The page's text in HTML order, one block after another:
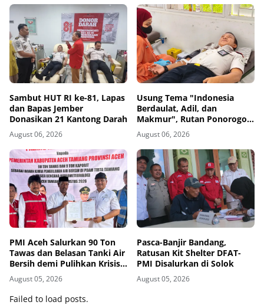
Sambut HUT RI ke-81, Lapas
dan Bapas Jember
Donasikan 21 Kantong Darah
August 06, 2026
Usung Tema "Indonesia
Berdaulat, Adil, dan
Makmur", Rutan Ponorogo
Gelar Donor Darah
Kemanusiaan Sambut HUT
RI ke-81
August 06, 2026
PMI Aceh Salurkan 90 Ton
Tawas dan Belasan Tanki Air
Bersih demi Pulihkan Krisis
Air Pasca-Banjir di Aceh
Tamiang
August 05, 2026
Pasca-Banjir Bandang,
Ratusan Kit Shelter DFAT-
PMI Disalurkan di Solok
August 05, 2026
Failed to load posts.